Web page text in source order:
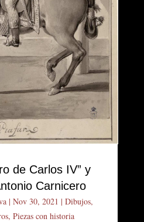
de Carlos IV” y
Carnicero
| Nov 30, 2021 | Dibujos,
, Piezas con historia